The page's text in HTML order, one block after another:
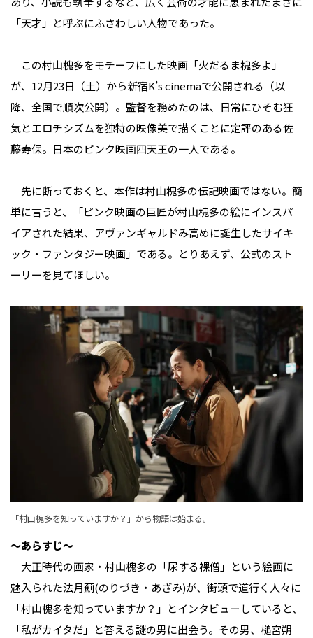
「天才」と呼ぶにふさわしい人物であった。
この村山槐多をモチーフにした映画「火だるま槐多よ」
が、12月23日（土）から新宿K’s cinemaで公開される（以
降、全国で順次公開）。監督を務めたのは、日常にひそむ狂
気とエロチシズムを独特の映像美で描くことに定評のある佐
藤寿保。日本のピンク映画四天王の一人である。
先に断っておくと、本作は村山槐多の伝記映画ではない。簡
単に言うと、「ピンク映画の巨匠が村山槐多の絵にインスパ
イアされた結果、アヴァンギャルドみ高めに誕生したサイキ
ック・ファンタジー映画」である。とりあえず、公式のスト
ーリーを見てほしい。
「村山槐多を知っていますか？」から物語は始まる。
〜あらすじ〜
大正時代の画家・村山槐多の「尿する裸僧」という絵画に
魅入られた法月薊(のりづき・あざみ)が、街頭で道行く人々に
「村山槐多を知っていますか？」とインタビューしていると、
「私がカイタだ」と答える謎の男に出会う。その男、槌宮朔